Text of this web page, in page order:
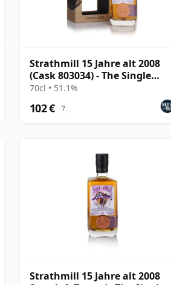
Strathmill 15 Jahre alt 2008
(Cask 803034) - The Single
Cask
70cl • 51.1%
102 € ?
Strathmill 15 Jahre alt 2008